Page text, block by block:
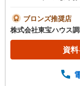
弊社へのご
ば周辺環境、
いたします
をご用意し
いった状態
ーとして暮
ブロンズ推奨店
株式会社東宝ハウス
資